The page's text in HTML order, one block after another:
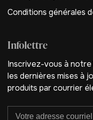
Conditions générales
Infolettre
Inscrivez-vous à
les dernières mises à
produits par courrier